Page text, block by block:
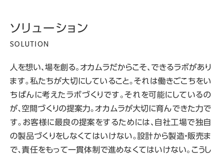
ソリューション
SOLUTION
人を想い、場を創る。オカムラだからこそ、できるラボがあり
ます。私たちが大切にしていること。それは働きごこちをい
ちばんに考えたラボづくりです。それを可能にしているの
が、空間づくりの提案力。オカムラが大切に育んできた力で
す。お客様に最良の提案をするためには、自社工場で独自
の製品づくりをしなくてはいけない。設計から製造・販売ま
で、責任をもって一貫体制で進めなくてはいけない。こうし